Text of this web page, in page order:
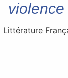
violence
Littérature